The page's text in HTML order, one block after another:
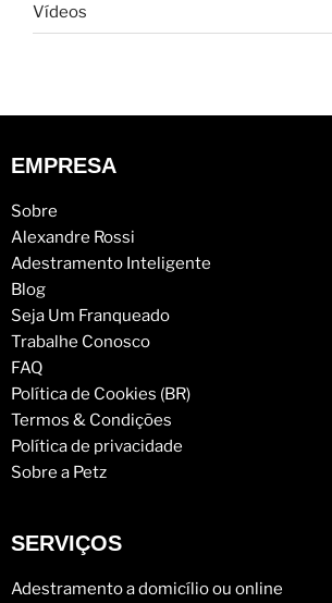
Vídeos
EMPRESA
Sobre
Alexandre Rossi
Adestramento Inteligente
Blog
Seja Um Franqueado
Trabalhe Conosco
FAQ
Política de Cookies (BR)
Termos & Condições
Política de privacidade
Sobre a Petz
SERVIÇOS
Adestramento a domicílio ou online